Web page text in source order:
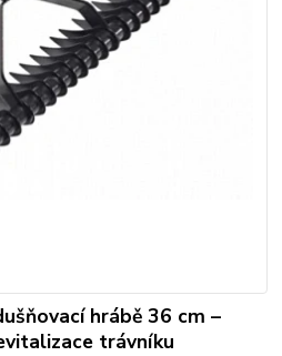
hrábě 36 cm –
trávníku